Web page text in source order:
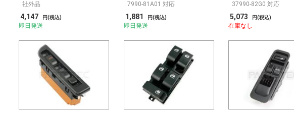
社外品
4,147 円(税込)
即日発送
7990-81A01 対応
1,881 円(税込)
即日発送
37990-82G0 対応
5,073 円(税込)
在庫なし